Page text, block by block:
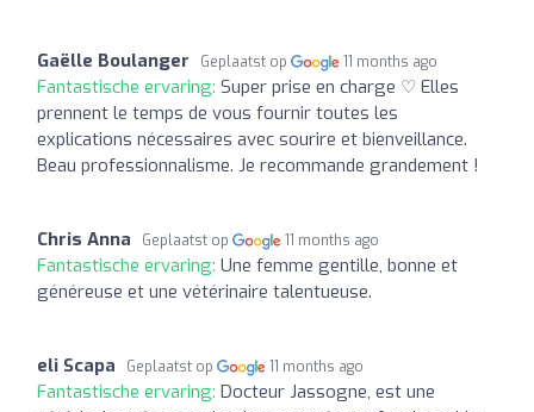
Gaëlle Boulanger Geplaatst op 11 months ago
Fantastische ervaring: Super prise en charge ♡ Elles
prennent le temps de vous fournir toutes les
explications nécessaires avec sourire et bienveillance.
Beau professionnalisme. Je recommande grandement !
Chris Anna Geplaatst op 11 months ago
Fantastische ervaring: Une femme gentille, bonne et
généreuse et une vétérinaire talentueuse.
eli Scapa Geplaatst op 11 months ago
Fantastische ervaring: Docteur Jassogne, est une